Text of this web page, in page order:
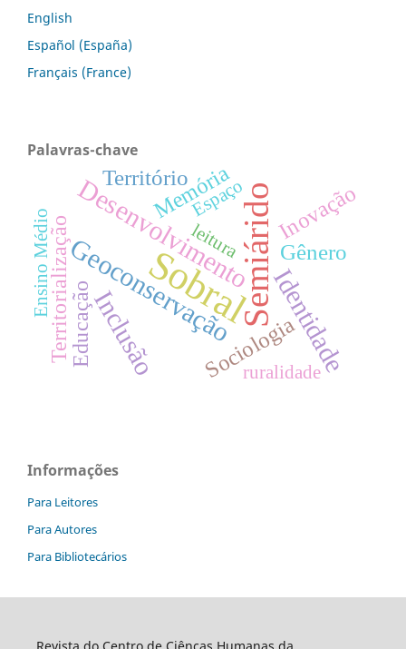
English
Español (España)
Français (France)
Palavras-chave
SobralSemiárido
Geoconservação
Inclusão
Desenvolvimento
Identidade
Educação
Gênero
Territorialização
Inovação
Sociologia
Memória
Território
ruralidade
leitura
Espaço
Ensino Médio
Informações
Para Leitores
Para Autores
Para Bibliotecários